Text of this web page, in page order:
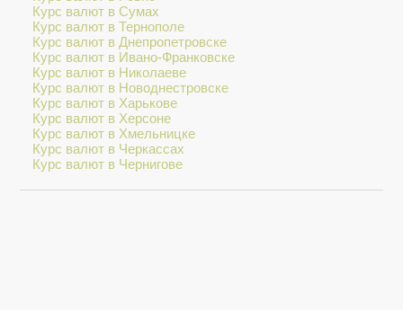
Курс валют в Сумах
Курс валют в Тернополе
Курс валют в Днепропетровске
Курс валют в Ивано-Франковске
Курс валют в Николаеве
Курс валют в Новоднестровске
Курс валют в Харькове
Курс валют в Херсоне
Курс валют в Хмельницке
Курс валют в Черкассах
Курс валют в Чернигове